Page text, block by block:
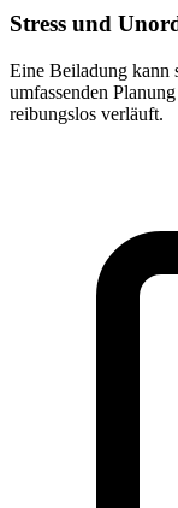
Stress und
Eine Beiladung kann
umfassenden
reibungslos verläuft.